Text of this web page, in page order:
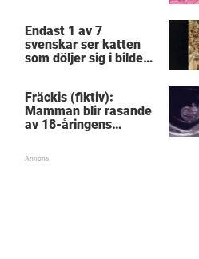
Endast 1 av 7
svenskar ser katten
som döljer sig i bilden:
Fräckis (fiktiv):
Mamman blir rasande
av 18-åringens
detaljen